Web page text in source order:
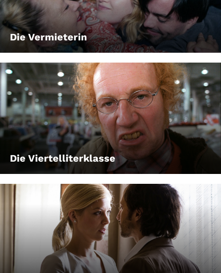
Die Vermieterin
Die Viertelliterklasse